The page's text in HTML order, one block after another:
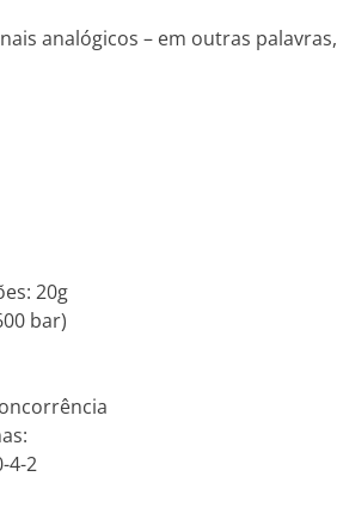
analógicos – em outras palavras,
20g
bar)
4-2